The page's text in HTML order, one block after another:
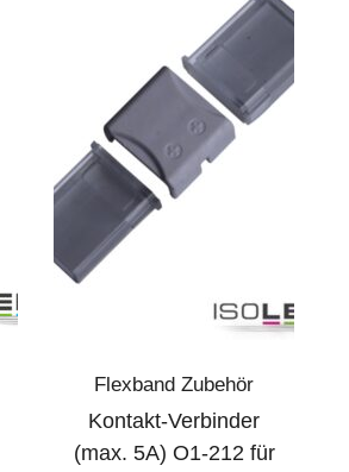
Flexband Zubehör
Kontakt-Verbinder
(max. 5A) O1-212 für